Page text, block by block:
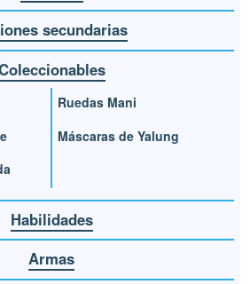
secundarias
Ruedas Mani
Máscaras de Yalung
Habilidades
Armas